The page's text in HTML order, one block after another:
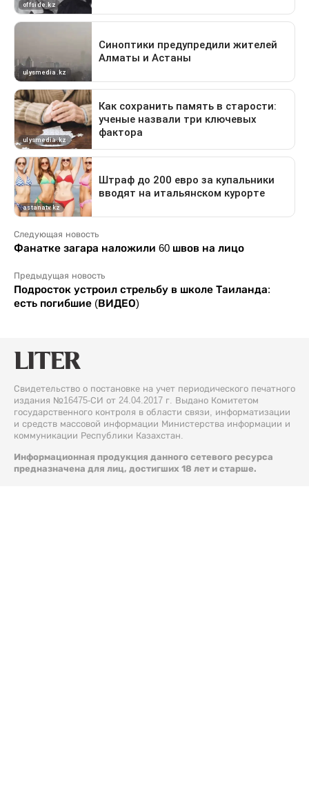
Следующая новость
Фанатке загара наложили 60 швов на лицо
Предыдущая новость
Подросток устроил стрельбу в школе Таиланда:
есть погибшие (ВИДЕО)
Свидетельство о постановке на учет периодического печатного
издания №16475-СИ от 24.04.2017 г. Выдано Комитетом
государственного контроля в области связи, информатизации
и средств массовой информации Министерства информации и
коммуникации Республики Казахстан.
Информационная продукция данного сетевого ресурса
предназначена для лиц, достигших 18 лет и старше.